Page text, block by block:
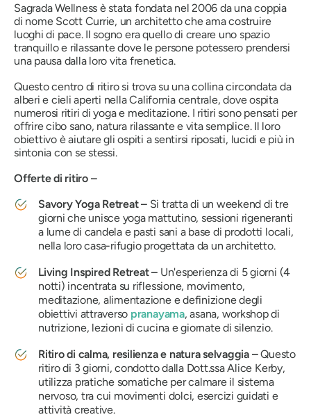
Sagrada Wellness è stata fondata nel 2006 da una coppia
di nome Scott Currie, un architetto che ama costruire
luoghi di pace. Il sogno era quello di creare uno spazio
tranquillo e rilassante dove le persone potessero prendersi
una pausa dalla loro vita frenetica.
Questo centro di ritiro si trova su una collina circondata da
alberi e cieli aperti nella California centrale, dove ospita
numerosi ritiri di yoga e meditazione. I ritiri sono pensati per
offrire cibo sano, natura rilassante e vita semplice. Il loro
obiettivo è aiutare gli ospiti a sentirsi riposati, lucidi e più in
sintonia con se stessi.
Offerte di ritiro –
Savory Yoga Retreat – Si tratta di un weekend di tre
giorni che unisce yoga mattutino, sessioni rigeneranti
a lume di candela e pasti sani a base di prodotti locali,
nella loro casa-rifugio progettata da un architetto.
Living Inspired Retreat – Un'esperienza di 5 giorni (4
notti) incentrata su riflessione, movimento,
meditazione, alimentazione e definizione degli
obiettivi attraverso pranayama, asana, workshop di
nutrizione, lezioni di cucina e giornate di silenzio.
Ritiro di calma, resilienza e natura selvaggia –Questo
ritiro di 3 giorni, condotto dalla Dott.ssa Alice Kerby,
utilizza pratiche somatiche per calmare il sistema
nervoso, tra cui movimenti dolci, esercizi guidati e
attività creative.